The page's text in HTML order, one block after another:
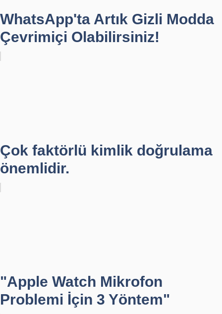
WhatsApp'ta Artık Gizli Modda
Çevrimiçi Olabilirsiniz!
Çok faktörlü kimlik doğrulama
önemlidir.
"Apple Watch Mikrofon
Problemi İçin 3 Yöntem"